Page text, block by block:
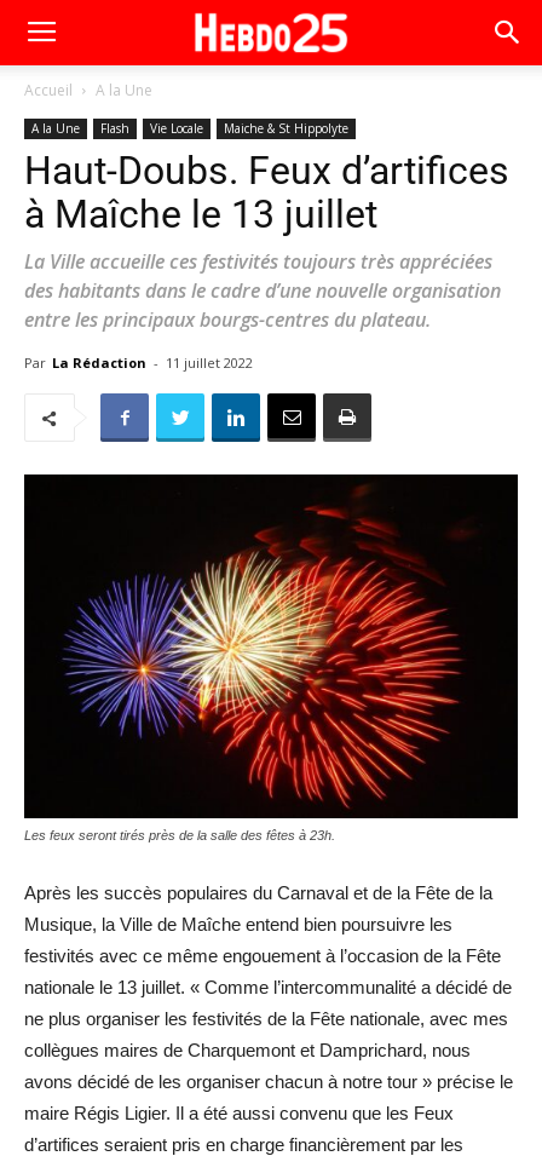
Accueil A la Une
A la Une Flash Vie Locale Maiche & St Hippolyte
Haut-Doubs. Feux d’artifices
à Maîche le 13 juillet
La Ville accueille ces festivités toujours très appréciées
des habitants dans le cadre d’une nouvelle organisation
entre les principaux bourgs-centres du plateau.
Par La Rédaction - 11 juillet 2022
Les feux seront tirés près de la salle des fêtes à 23h.
Après les succès populaires du Carnaval et de la Fête de la
Musique, la Ville de Maîche entend bien poursuivre les
festivités avec ce même engouement à l’occasion de la Fête
nationale le 13 juillet. « Comme l’intercommunalité a décidé de
ne plus organiser les festivités de la Fête nationale, avec mes
collègues maires de Charquemont et Damprichard, nous
avons décidé de les organiser chacun à notre tour » précise le
maire Régis Ligier. Il a été aussi convenu que les Feux
d’artifices seraient pris en charge financièrement par les